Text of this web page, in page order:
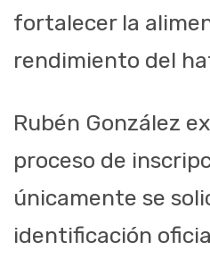
fortalecer la
rendimiento del
Rubén González
proceso de
únicamente se
identificación